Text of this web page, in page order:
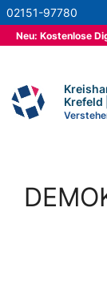
Zum
Inhalt
springen
02151-97780
Neu: Kostenlose
Krefeld